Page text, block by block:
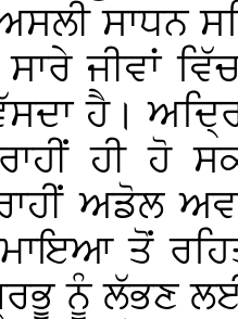
ਸਾਧਨ
ਜੀਵਾਂ
ਹੈ।
ਹੀ ਹੋ
ਅਡੋਲ
ਤੋਂ
ਨੂੰ ਲੱਭਣ